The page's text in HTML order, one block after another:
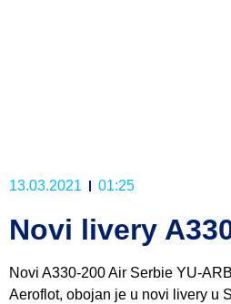
13.03.2021 01:25
Novi livery
Novi A330-200 Air Serbie YU-
Aeroflot, obojan je u novi livery u